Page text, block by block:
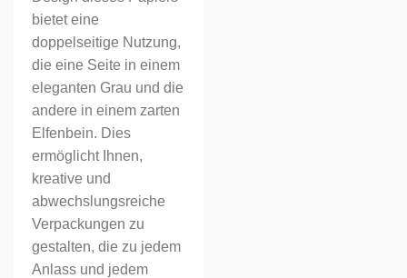
bietet eine
doppelseitige Nutzung,
die eine Seite in einem
eleganten Grau und die
andere in einem zarten
Elfenbein. Dies
ermöglicht Ihnen,
kreative und
abwechslungsreiche
Verpackungen zu
gestalten, die zu jedem
Anlass und jedem